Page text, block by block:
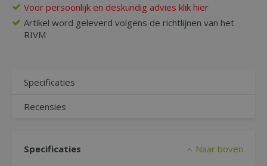
Voor persoonlijk en deskundig advies klik hier
Artikel word geleverd volgens de richtlijnen van het
RIVM
Specificaties
Recensies
Specificaties Naar boven